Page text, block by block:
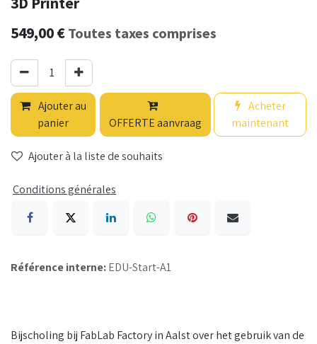
549,00€ Toutes taxes comprises
Ajouter au
panier
OFFERTE aanvraag
Acheter
maintenant
Ajouter à la liste de souhaits
Conditions générales
Référence interne:EDU-Start-A1
Bijscholing bij FabLab Factory in Aalst over het gebruik van de